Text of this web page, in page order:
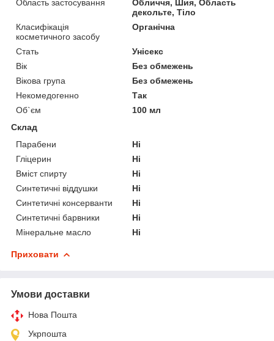
Область застосування
Обличчя, Шия, Область
декольте, Тіло
Класифікація
косметичного засобу
Органічна
Стать
Унісекс
Вік
Без обмежень
Вікова група
Без обмежень
Некомедогенно
Так
Об`єм
100 мл
Склад
Парабени
Ні
Гліцерин
Ні
Вміст спирту
Ні
Синтетичні віддушки
Ні
Синтетичні консерванти
Ні
Синтетичні барвники
Ні
Мінеральне масло
Ні
Приховати
Умови доставки
Нова Пошта
Укрпошта